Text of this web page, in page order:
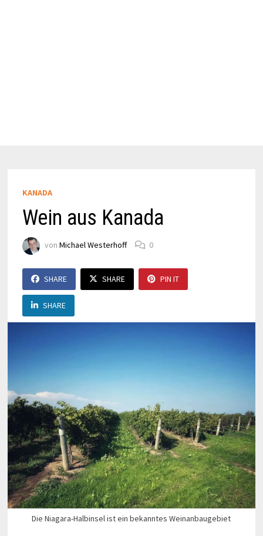
KANADA
Wein aus Kanada
von Michael Westerhoff 0
SHARE SHARE PIN IT
SHARE
Die Niagara-Halbinsel ist ein bekanntes Weinanbaugebiet